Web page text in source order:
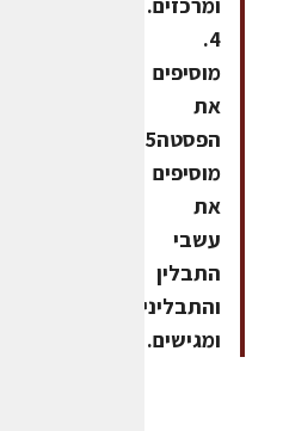
4.
מוסיפים
את
מוסיפים
את
עשבי
התבלין
והתבלינים
ומגישים.